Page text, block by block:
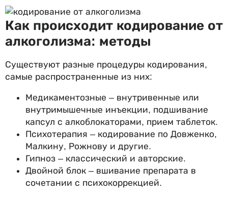
Как происходит кодирование от
алкоголизма: методы
Существуют разные процедуры кодирования,
самые распространенные из них:
Медикаментозные – внутривенные или
внутримышечные инъекции, подшивание
капсул с алкоблокаторами, прием таблеток.
Психотерапия – кодирование по Довженко,
Малкину, Рожнову и другие.
Гипноз – классический и авторские.
Двойной блок – вшивание препарата в
сочетании с психокоррекцией.